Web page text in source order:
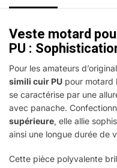
Veste motard
PU :
Pour les amateurs
simili cuir PU pour motard
se caractérise par une
avec panache.
supérieure, elle allie
ainsi une longue durée de
Cette pièce polyvalente